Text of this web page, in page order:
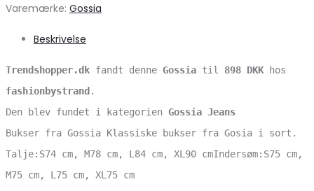
Varemærke: Gossia
Beskrivelse
Trendshopper.dk fandt denne Gossia til 898 DKK hos
fashionbystrand .
Den blev fundet i kategorien Gossia Jeans
Bukser fra Gossia Klassiske bukser fra Gosia i sort.
Talje:S74 cm, M78 cm, L84 cm, XL90 cmIndersøm:S75 cm,
M75 cm, L75 cm, XL75 cm